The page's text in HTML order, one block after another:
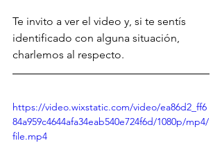
Te invito a ver el video y, si te sentís
identificado con alguna situación,
charlemos al respecto.
https://video.wixstatic.com/video/ea86d2_ff6
84a959c4644afa34eab540e724f6d/1080p/mp4/
file.mp4